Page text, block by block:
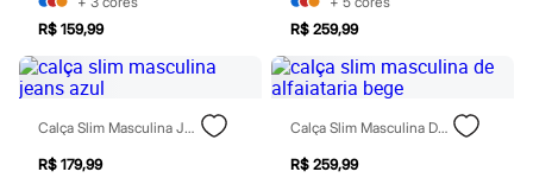
Personagens
Plus size
Blusas e Camisetas
Calças
Casacos e Jaquetas
Jeans
Moda esportiva
Shorts e Saias
R$ 159,99
R$ 259,99
Calça Slim Masculina Jeans Azul
R$ 179,99
Calça Slim Masculina De Alfaiataria Bege
R$ 259,99